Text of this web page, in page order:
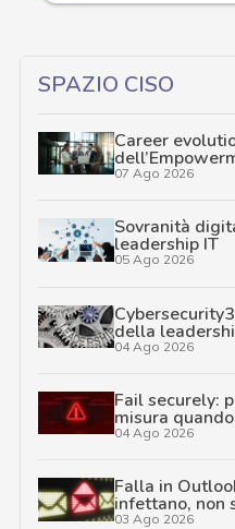
SPAZIO CISO
Career
07 Ago 2026
Sovranità
leadership IT
05 Ago 2026
della
04 Ago 2026
Fail securely:
misura
04 Ago 2026
Falla in
infettano, non
03 Ago 2026